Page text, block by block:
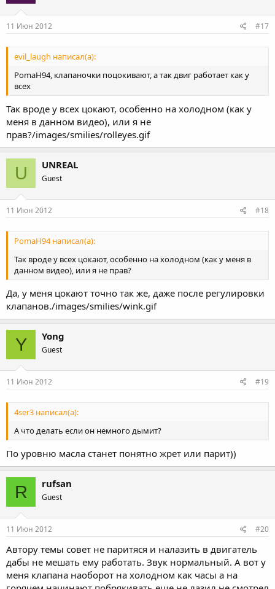
11 Июн 2012 #17
evil_laugh написал(а):
PomaH94, клапаночки поцокивают, а так двиг работает как у
всех
Так вроде у всех цокают, особенно на холодном (как у
меня в данном видео), или я не
прав?/images/smilies/rolleyes.gif
U UNREAL
Guest
11 Июн 2012 #18
PomaH94 написал(а):
Так вроде у всех цокают, особенно на холодном (как у меня в
данном видео), или я не прав?
Да, у меня цокают точно так же, даже после регулировки
клапанов./images/smilies/wink.gif
Y Yong
Guest
11 Июн 2012 #19
4ser3 написал(а):
А что делать если он немного дымит?
По уровню масла станет понятно жрет или парит))
R rufsan
Guest
11 Июн 2012 #20
Автору темы совет не паритяся и налазить в двигатель
дабы не мешать ему работать. Звук нормальный. А вот у
меня клапана наоборот на холодном как часы а на